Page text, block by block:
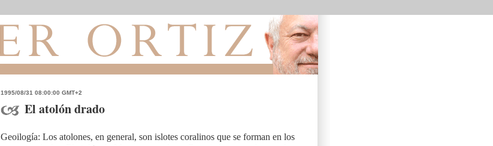
1995/08/31 08:00:00 GMT+2
El atolón drado
Geoilogía: Los atolones, en general, son islotes coralinos que se forman en los